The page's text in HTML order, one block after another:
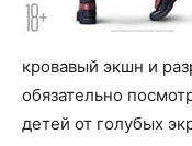
кровавый экшн и
обязательно
детей от голубых